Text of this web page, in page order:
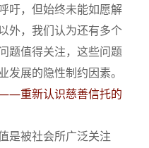
吁，但始终未能如愿解
外，我们认为还有多个
题值得关注，这些问题
发展的隐性制约因素。
重新认识慈善信托的
是被社会所广泛关注